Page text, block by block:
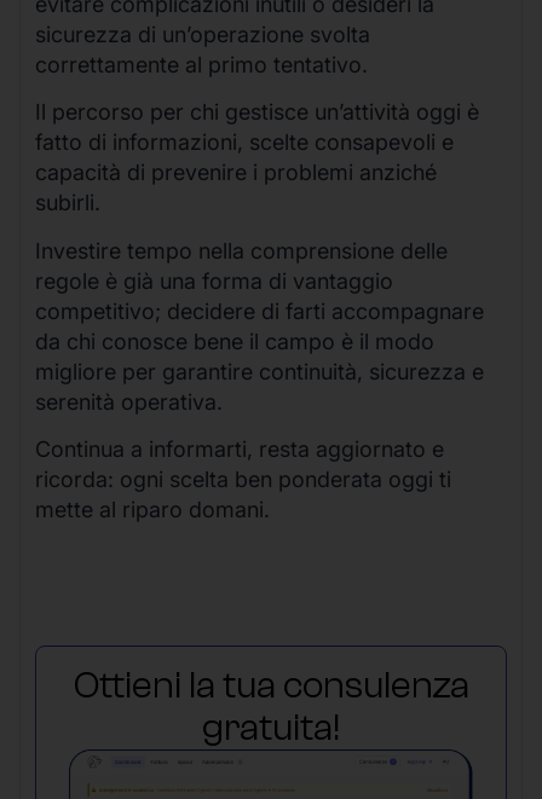
sicurezza di un’operazione svolta
correttamente al primo tentativo.
Il percorso per chi gestisce un’attività oggi è
fatto di informazioni, scelte consapevoli e
capacità di prevenire i problemi anziché
subirli.
Investire tempo nella comprensione delle
regole è già una forma di vantaggio
competitivo; decidere di farti accompagnare
da chi conosce bene il campo è il modo
migliore per garantire continuità, sicurezza e
serenità operativa.
Continua a informarti, resta aggiornato e
ricorda: ogni scelta ben ponderata oggi ti
mette al riparo domani.
Ottieni la tua consulenza
gratuita!